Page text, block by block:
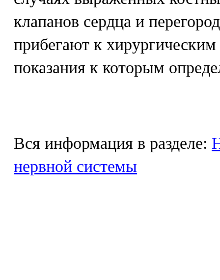
клапанов сердца и
прибегают к
показания к которым
Вся информация в разделе:
нервной системы